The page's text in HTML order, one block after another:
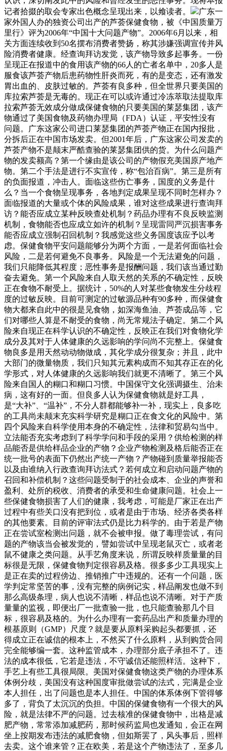
记者拾掇的取会专家出色概念呈现出来，以飨读者。
广东一
家外国人办的独资公司出产的芦荟保健食物，被《中国质量万
里行》评为2006年“中国十大问题产物”。2006年6月以来，相
关方面连续收到50名摆布消费者赞扬，称其涉嫌强调宣传并风
险消费者健康。经查询拜访发觉，该产物导致多起事务。一份
呈现正在报道中的食用该产物的66人的亡者名单中，20多人是
服食该芦荟产物后患药物性肝炎而死，有的是变态，还有激发
胃出血的、皮肤过敏的。芦荟有良多种，但全世界只要美国的
库拉索芦荟是无毒的。现正在可以或许通过冷冻萃取法提取库
拉索芦荟无效成分做成保健食物的只要美国的莱瑟集团，该产
物通过了美国食物及药物办理局（FDA）认证，平安性没有
问题。广东这家公司进口莱瑟集团的芦荟产物正在国内报批，
分拆后正在中国市场发卖。但2001年后，广东这家公司发卖的
芦荟产物不是颠末严酷查验的莱瑟集团供的货。为什么问题产
物的发卖额高？第一个缘由是该公司的产物假充美国原产地产
物。第二个手法是进行不实宣传，称“包治百病”。第三是所有
的负面报道，冲击人。面临这些伤亡事务，国度的义务是什
么？当一个食物呈现事务，各地判定成果呈现不同时怎样办？
面临报道的大量或个体的风险成果，谁对这些成果进行查询拜
访？能否应成立某种反映查处机制？药品办理有不良反映监测
机制，食物能否也应成立如许的机制？呈现雷同严沉损害事务
能否应成立强制召回机制？我感觉这些义务国度该应予以考
虑。保健食物平安问题能够分为两个方面，一是若何面临社会
风险，二是若何避免不良事务。风险是一个无法避免的问题，
我们只能降低其程度；恶性事务是报酬问题，我们该当通过勤
奋去避免。第一个风险来自人取天然的关系的不确定性，反映
正在食物不耐受上。据统计，50%的人对某些食物发生分歧程
度的过敏反映。目前可测定的过敏源品种有90多种，而保健食
物大都来自此中的很是见食物，如深海鱼油、芦荟成品等，它
们对哪些人算是不耐受的食物，尚无常规法子确定。第二个风
险来自现正在科学认识的不确定性，反映正在我们对食物化学
成分及其对于人体健康的久远影响的学问尚不完整上。保健食
物良多是用天然动动物做成，其化学成分很复杂；并且，此中
大部门的微量物质，我们只知其元素构成而不知其存正在的化
学形式，对人体健康的久远影响我们就更不清晰了。第三个风
险来自国人的糊口和糊口习惯。中国保守文化强调摄生、治未
病，这有好的一面。但良多人认为保健食物就是好工具，
是“大补”、“温补”，不分人群都能够补一补，现实上，良多吃
的工具尚未颠末充实科学研究是糊口正在食文化的风险中。第
四个风险来自科学使用本身的不确定性，法律和贸易勾当中。
立法能否充实考虑到了科学学问和手段的采用？供给检测的样
品能否是供给样品企业的产物？企业产物检测及格后能否正在
统一批号的表面下仍然出产统一产物？产物碰到质量举报能否
以及由谁纳入行政查询拜访法式？若何成立和启动问题产物的
召回和补偿机制？这些问题受制于的社会成本、企业的声誉和
盈利、处所的税收、消费者的承受和生命健康问题。社会上一
些保健食物损害了人们的健康，我考虑，可能是厂家正在出产
过程中有些关口没有把到位，或者是由于市场、经济各类各样
的其他要素。目前的评审法式仍是比力科学的。由于若是产物
正在尝试室检测出问题，就不会被申报。做了毒理尝试，有问
题的产物该当会被发觉的，譬如尝试中呈现老鼠灭亡，或者老
鼠不健康之类问题。从手艺角度来说，所谓反映样质量量的目
标很是无限，保健食物判定很容易及格。很多多少工具现实上
是正在卖的过程傍边、推销推广中违规的。还有一个问题，医
学判定常坚苦的事，没有完整的病例记实，样品阐发也做不到
那么高级条理，病人也说不清晰，样品也说不清晰。对于产质
量量的监视，即便出厂一批查验一批，也只能查验那几个目
标，很容易及格的。为什么办理有一套药品出产和质量办理的
根基原则（GMP）尺度？就是要从原料采购起头都要抓，还
得成立正在诚信的根本上，不然买了什么原料，从到购货合同
完全能够编一套。这种监管成本，办理部分底子承担不了。违
法的成本很低，它若是违法，不守诚信还能照样活。这种下，
手艺上有些工具很局限。美国对保健食物这类产物的办理体系
体例分歧，美国没有这种国度审批做尝试的法式，完满是企业
本人担任，出了问题也是本人担任。中国的体系体例下管得够
多了，背负了太沉沉的负担。中国的保健食物有一个很大的风
险，就是法律不严的问题。过去核准的保健食物中，出格是减
肥产物，常常添加减肥药，那时候药监局也发通知，会正在网
坐上按期发布违法的减肥食物，但如斯罢了，风头事后，照样
去卖。这个谁来管？正在欧美，若是这个产物违法了，至多几